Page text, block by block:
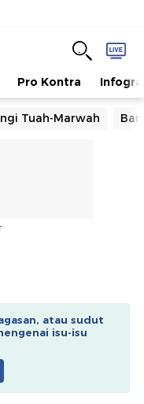
Pro Kontra
Tuah-Marwah
atau sudut
isu-isu